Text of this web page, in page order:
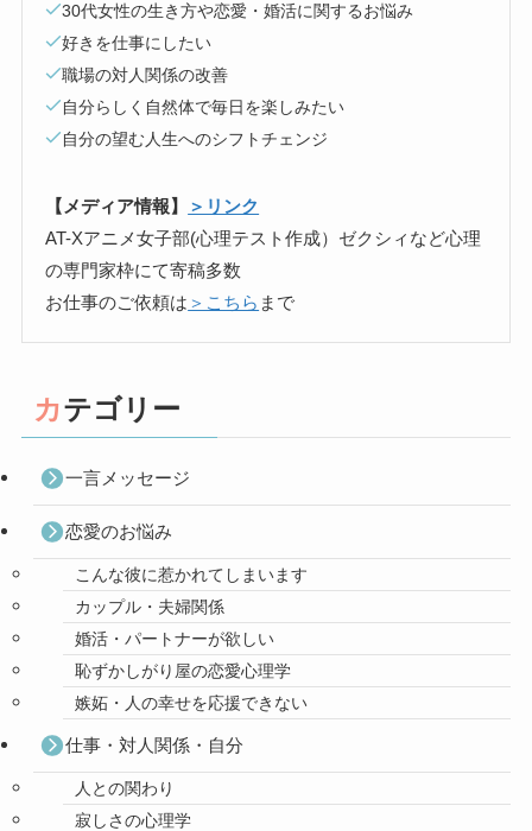
30代女性の生き方や恋愛・婚活に関するお悩み
好きを仕事にしたい
職場の対人関係の改善
自分らしく自然体で毎日を楽しみたい
自分の望む人生へのシフトチェンジ
【メディア情報】
＞リンク
AT-Xアニメ女子部(心理テスト作成）ゼクシィなど心理
の専門家枠にて寄稿多数
お仕事のご依頼は ＞こちら まで
カテゴリー
一言メッセージ
恋愛のお悩み
こんな彼に惹かれてしまいます
カップル・夫婦関係
婚活・パートナーが欲しい
恥ずかしがり屋の恋愛心理学
嫉妬・人の幸せを応援できない
仕事・対人関係・自分
人との関わり
寂しさの心理学